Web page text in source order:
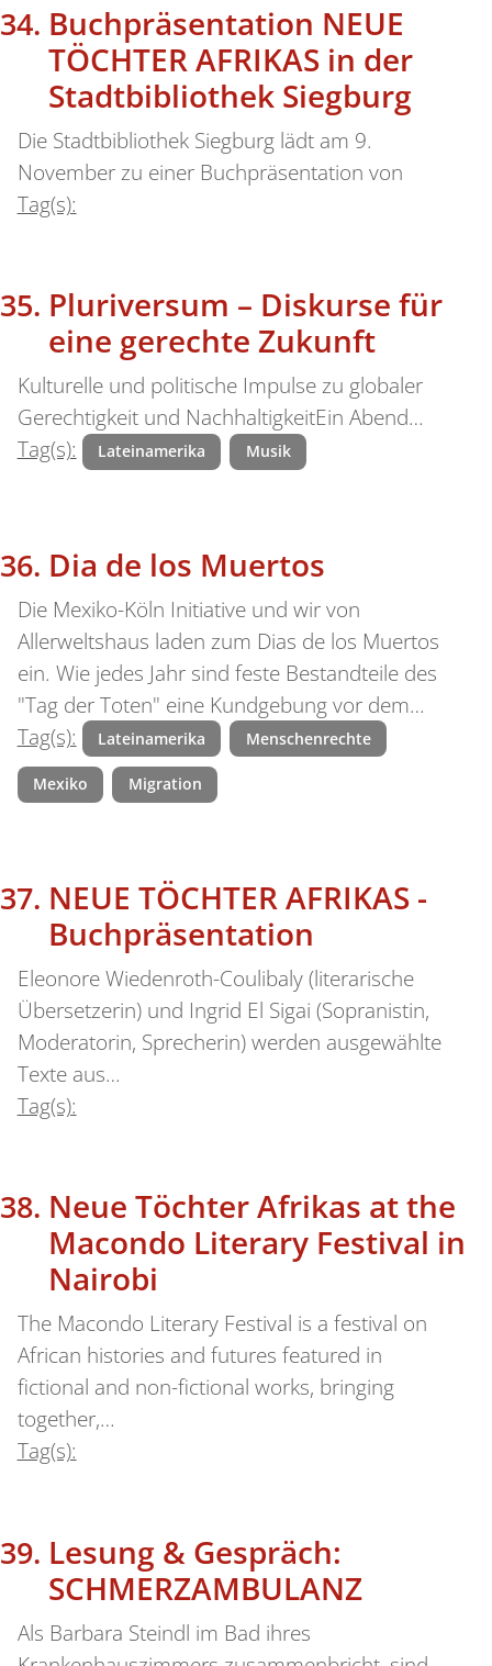
Buchpräsentation NEUE
TÖCHTER AFRIKAS in der
Stadtbibliothek Siegburg
Die Stadtbibliothek Siegburg lädt am 9.
November zu einer Buchpräsentation von
Tag(s):
Pluriversum – Diskurse für
eine gerechte Zukunft
Kulturelle und politische Impulse zu globaler
Gerechtigkeit und NachhaltigkeitEin Abend…
Tag(s):
Lateinamerika Musik
Dia de los Muertos
Die Mexiko-Köln Initiative und wir von
Allerweltshaus laden zum Dias de los Muertos
ein. Wie jedes Jahr sind feste Bestandteile des
"Tag der Toten" eine Kundgebung vor dem…
Tag(s):
Lateinamerika Menschenrechte
Mexiko Migration
NEUE TÖCHTER AFRIKAS -
Buchpräsentation
Eleonore Wiedenroth-Coulibaly (literarische
Übersetzerin) und Ingrid El Sigai (Sopranistin,
Moderatorin, Sprecherin) werden ausgewählte
Texte aus…
Tag(s):
Neue Töchter Afrikas at the
Macondo Literary Festival in
Nairobi
The Macondo Literary Festival is a festival on
African histories and futures featured in
fictional and non-fictional works, bringing
together,…
Tag(s):
Lesung & Gespräch:
SCHMERZAMBULANZ
Als Barbara Steindl im Bad ihres